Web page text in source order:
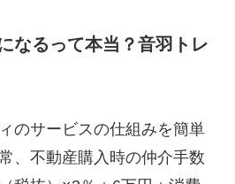
なるって本当？音羽トレ
のサービスの仕組みを簡単
、不動産購入時の仲介手数